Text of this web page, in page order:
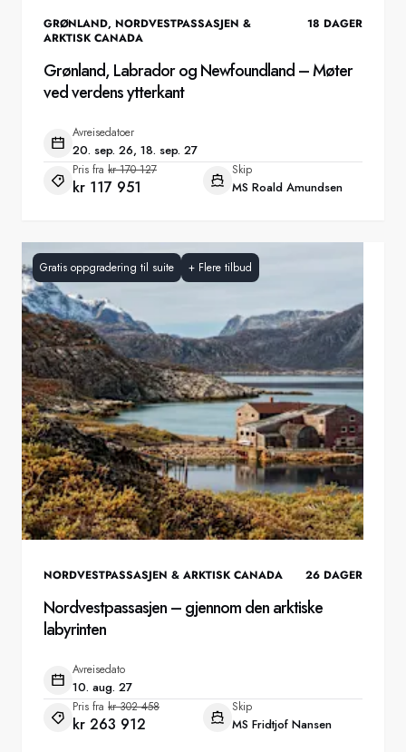
GRØNLAND, NORDVESTPASSASJEN &
ARKTISK CANADA
18 DAGER
Grønland, Labrador og Newfoundland – Møter
ved verdens ytterkant
Avreisedatoer
20. sep. 26, 18. sep. 27
Pris fra kr 170 127
kr 117 951
Skip
MS Roald Amundsen
Gratis oppgradering til suite + Flere tilbud
NORDVESTPASSASJEN & ARKTISK CANADA 26 DAGER
Nordvestpassasjen – gjennom den arktiske
labyrinten
Avreisedato
10. aug. 27
Pris fra kr 302 458
kr 263 912
Skip
MS Fridtjof Nansen